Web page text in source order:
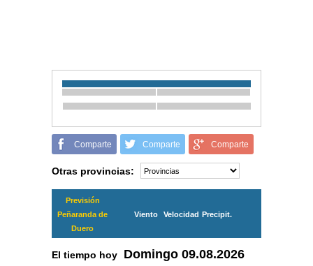
Comparte Comparte Comparte
Otras provincias:
Previsión
Peñaranda de
Duero
Viento Velocidad Precipit.
El tiempo hoy Domingo 09.08.2026